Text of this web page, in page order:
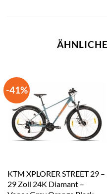
-41%
KTM XPLORER STREET 29 –
29 Zoll 24K Diamant –